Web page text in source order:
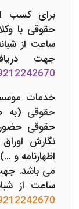
برای کسب
حقوقی با
ساعت از
جهت
خدمات
حقوقی (به
حقوقی
نگارش
اظهارنامه و
می باشد.
ساعت از